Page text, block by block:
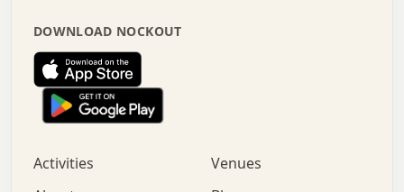
.   .   .   .   .   .   .   :   .   .   .   .   .
.   .   .   .   .   .   .   +   .   .   x   .   .
.   .   .   .   .   :   +   .   .   .   .   .   o
.   .   .   .   .   .   .   .   .   .   .   .   .
.   .   :   o   .   .   .   .   .   .   .   +   .
.   o   .   .   .   .   x   .   .   .   .   .   .
+   .   o   .   .   .   .   o   .   .   .   .
DOWNLOAD NOCKOUT
Activities
Venues